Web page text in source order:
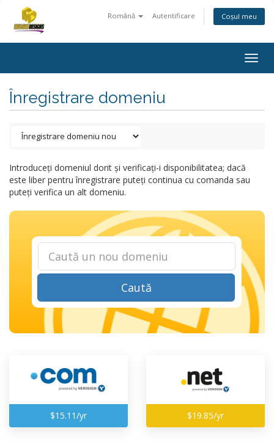
Română Autentificare Coșul meu
Înregistrare domeniu
Introduceți domeniul dorit și verificați-i disponibilitatea; dacă
este liber pentru înregistrare puteți continua cu comanda sau
puteți verifica un alt domeniu.
Caută
$15.11/yr $19.85/yr